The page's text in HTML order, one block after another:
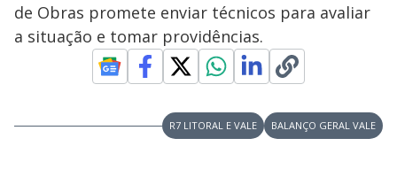
de Obras promete enviar técnicos para avaliar
a situação e tomar providências.
R7 LITORAL E VALE BALANÇO GERAL VALE